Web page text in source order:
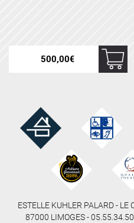
500,00€
ESTELLE KUHLER PALARD -
87000 LIMOGES -